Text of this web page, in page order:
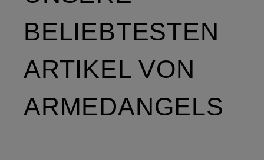
BELIEBTESTEN
ARTIKEL VON
ARMEDANGELS